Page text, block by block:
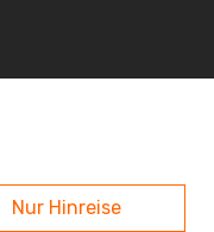
Nur Hinreise